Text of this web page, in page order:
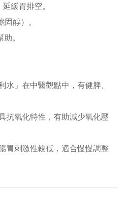
緩胃排空。
醇）。
。
水」在中醫觀點中，有健脾、
抗氧化特性，有助減少氧化壓
胃刺激性較低，適合慢慢調整